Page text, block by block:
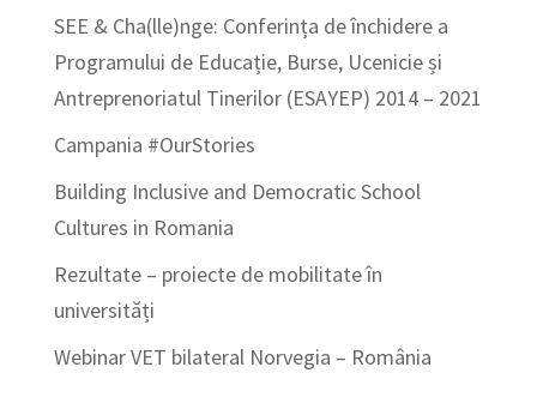
SEE & Cha(lle)nge: Conferința de închidere a
Programului de Educație, Burse, Ucenicie și
Antreprenoriatul Tinerilor (ESAYEP) 2014 – 2021
Campania #OurStories
Building Inclusive and Democratic School
Cultures in Romania
Rezultate – proiecte de mobilitate în
universități
Webinar VET bilateral Norvegia – România